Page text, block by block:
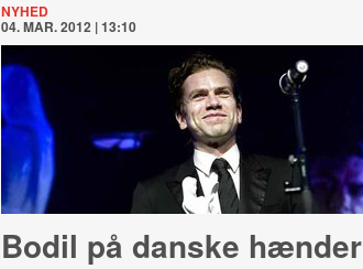
NYHED
04. MAR. 2012 | 13:10
Bodil på danske hænder